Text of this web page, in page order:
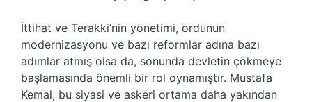
İttihat ve Terakki’nin yönetimi, ordunun
modernizasyonu ve bazı reformlar adına bazı
adımlar atmış olsa da, sonunda devletin çökmeye
başlamasında önemli bir rol oynamıştır. Mustafa
Kemal, bu siyasi ve askeri ortama daha yakından